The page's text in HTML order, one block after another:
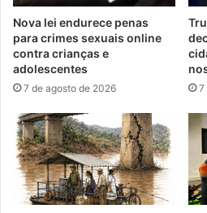
Nova lei endurece penas
para crimes sexuais online
contra crianças e
adolescentes
7 de agosto de 2026 7